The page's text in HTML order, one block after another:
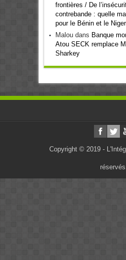
frontières / De
contrebande : quelle
pour le Bénin et le
Maloudans Banque
Atou SECK remplace
Sharkey
Copyright © 2019 -
réservés.